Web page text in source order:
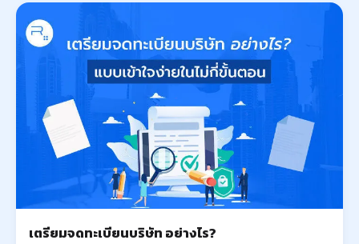
เตรียมจดทะเบียนบริษัท อย่างไร?